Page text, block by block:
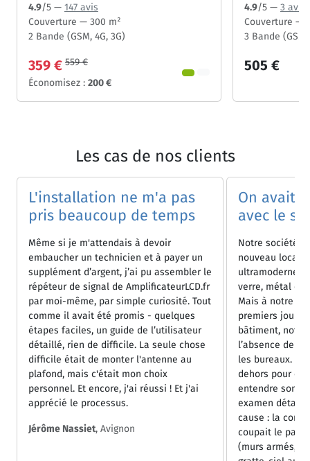
4.9/5 — 147 avis
Couverture — 300 m²
2 Bande (GSM, 4G, 3G)
359 € 559 €
Économisez : 200 €
4.9/5 — 3 avis
Couverture —
3 Bande (GSM,
505 €
Les cas de nos clients
L'installation ne m'a pas
pris beaucoup de temps
Même si je m'attendais à devoir
embaucher un technicien et à payer un
supplément d’argent, j’ai pu assembler le
répéteur de signal de AmplificateurLCD.fr
par moi-même, par simple curiosité. Tout
comme il avait été promis - quelques
étapes faciles, un guide de l’utilisateur
détaillé, rien de difficile. La seule chose
difficile était de monter l'antenne au
plafond, mais c'était mon choix
personnel. Et encore, j'ai réussi ! Et j'ai
apprécié le processus.
Jérôme Nassiet, Avignon
On avait
avec le
Notre société a
nouveau local
ultramoderne
verre, métal et
Mais à notre
premiers jours
bâtiment, notre
l’absence de
les bureaux.
dehors pour
entendre son
examen
cause : la
coupait le
(murs armés,